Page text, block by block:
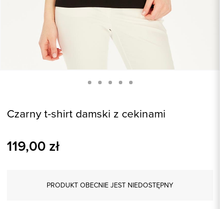
Czarny t-shirt damski z cekinami
119,00 zł
PRODUKT OBECNIE JEST NIEDOSTĘPNY